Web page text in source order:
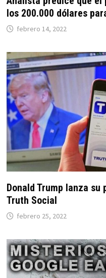
los 200.000 dólares
febrero 14, 2022
Donald Trump lanza
Truth Social
febrero 25, 2022